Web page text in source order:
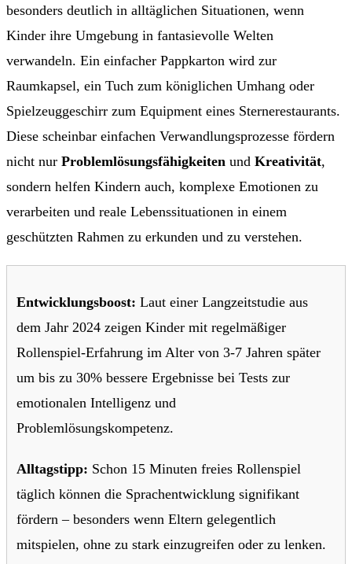
besonders deutlich in alltäglichen Situationen, wenn
Kinder ihre Umgebung in fantasievolle Welten
verwandeln. Ein einfacher Pappkarton wird zur
Raumkapsel, ein Tuch zum königlichen Umhang oder
Spielzeuggeschirr zum Equipment eines Sternerestaurants.
Diese scheinbar einfachen Verwandlungsprozesse fördern
nicht nur Problemlösungsfähigkeiten und Kreativität,
sondern helfen Kindern auch, komplexe Emotionen zu
verarbeiten und reale Lebenssituationen in einem
geschützten Rahmen zu erkunden und zu verstehen.
Entwicklungsboost: Laut einer Langzeitstudie aus
dem Jahr 2024 zeigen Kinder mit regelmäßiger
Rollenspiel-Erfahrung im Alter von 3-7 Jahren später
um bis zu 30% bessere Ergebnisse bei Tests zur
emotionalen Intelligenz und
Problemlösungskompetenz.
Alltagstipp: Schon 15 Minuten freies Rollenspiel
täglich können die Sprachentwicklung signifikant
fördern – besonders wenn Eltern gelegentlich
mitspielen, ohne zu stark einzugreifen oder zu lenken.